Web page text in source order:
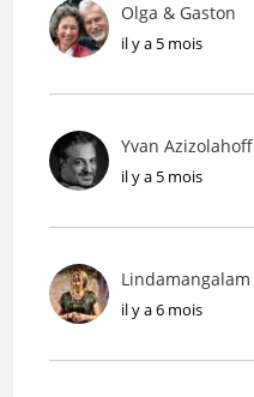
Olga & Gaston
il y a 5 mois
Yvan Azizolahoff
il y a 5 mois
Lindamangalam
il y a 6 mois